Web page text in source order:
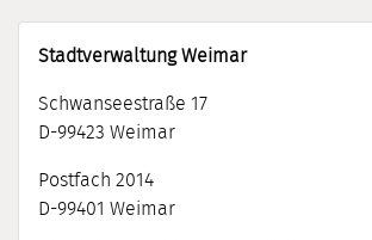
Stadtverwaltung Weimar
Schwanseestraße 17
D-99423 Weimar
Postfach 2014
D-99401 Weimar